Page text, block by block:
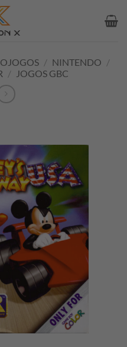
/ NINTENDO /
/ JOGOS GBC